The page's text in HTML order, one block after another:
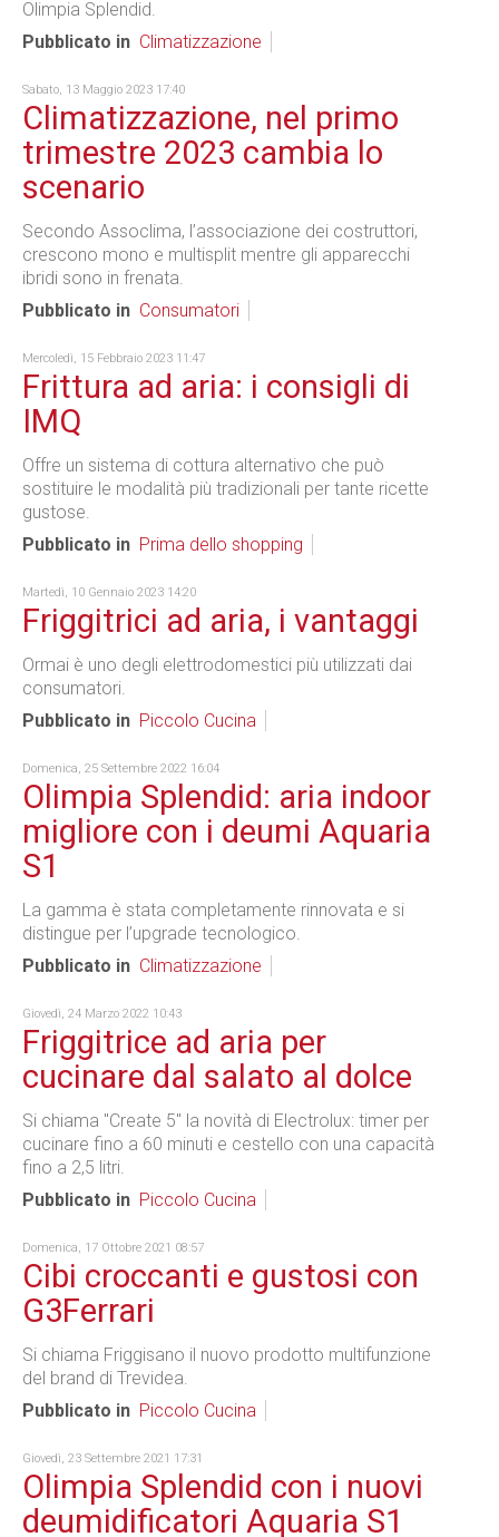
Olimpia Splendid.
Pubblicato in Climatizzazione
Sabato, 13 Maggio 2023 17:40
Climatizzazione, nel primo
trimestre 2023 cambia lo
scenario
Secondo Assoclima, l’associazione dei costruttori,
crescono mono e multisplit mentre gli apparecchi
ibridi sono in frenata.
Pubblicato in Consumatori
Mercoledì, 15 Febbraio 2023 11:47
Frittura ad aria: i consigli di
IMQ
Offre un sistema di cottura alternativo che può
sostituire le modalità più tradizionali per tante ricette
gustose.
Pubblicato in Prima dello shopping
Martedì, 10 Gennaio 2023 14:20
Friggitrici ad aria, i vantaggi
Ormai è uno degli elettrodomestici più utilizzati dai
consumatori.
Pubblicato in Piccolo Cucina
Domenica, 25 Settembre 2022 16:04
Olimpia Splendid: aria indoor
migliore con i deumi Aquaria
S1
La gamma è stata completamente rinnovata e si
distingue per l’upgrade tecnologico.
Pubblicato in Climatizzazione
Giovedì, 24 Marzo 2022 10:43
Friggitrice ad aria per
cucinare dal salato al dolce
Si chiama "Create 5" la novità di Electrolux: timer per
cucinare fino a 60 minuti e cestello con una capacità
fino a 2,5 litri.
Pubblicato in Piccolo Cucina
Domenica, 17 Ottobre 2021 08:57
Cibi croccanti e gustosi con
G3Ferrari
Si chiama Friggisano il nuovo prodotto multifunzione
del brand di Trevidea.
Pubblicato in Piccolo Cucina
Giovedì, 23 Settembre 2021 17:31
Olimpia Splendid con i nuovi
deumidificatori Aquaria S1